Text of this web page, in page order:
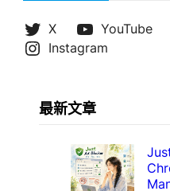
X YouTube
Instagram
最新文章